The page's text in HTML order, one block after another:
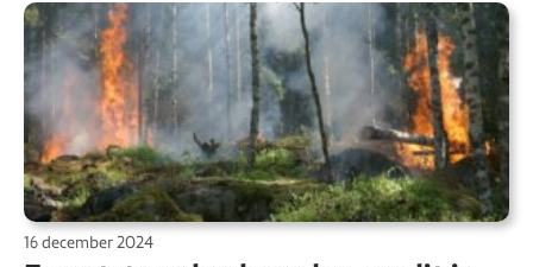
16 december 2024